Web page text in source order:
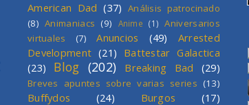
American Dad (37) Análisis patrocinado
(8) Animaniacs (9) Anime (1) Aniversarios
virtuales
(7) Anuncios (49)
Arrested
Development (21) Battestar Galactica
(23)
Blog (202) Breaking Bad (29)
Breves apuntes sobre varias series (13)
Buffydos (24) Burgos
(17)